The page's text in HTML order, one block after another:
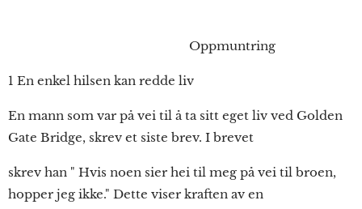
Oppmuntring
1 En enkel hilsen kan redde liv
En mann som var på vei til å ta sitt eget liv ved Golden
Gate Bridge, skrev et siste brev. I brevet
skrev han " Hvis noen sier hei til meg på vei til broen,
hopper jeg ikke." Dette viser kraften av en